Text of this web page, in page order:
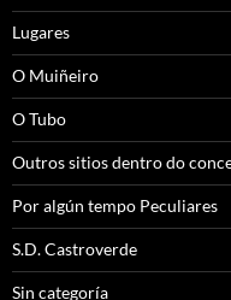
Lugares
O Muiñeiro
O Tubo
Outros sitios dentro do
Por algún tempo Peculiares
S.D. Castroverde
Sin categoría